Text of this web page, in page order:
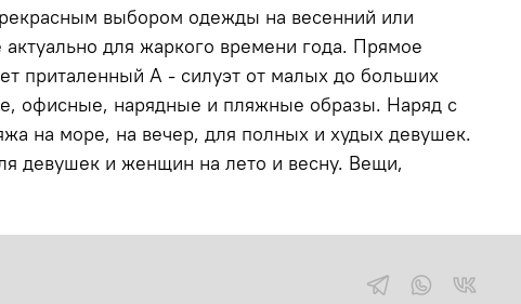
выбором одежды на весенний или
для жаркого времени года. Прямое
приталенный А - силуэт от малых до больших
офисные, нарядные и пляжные образы. Наряд с
на море, на вечер, для полных и худых девушек.
девушек и женщин на лето и весну. Вещи,